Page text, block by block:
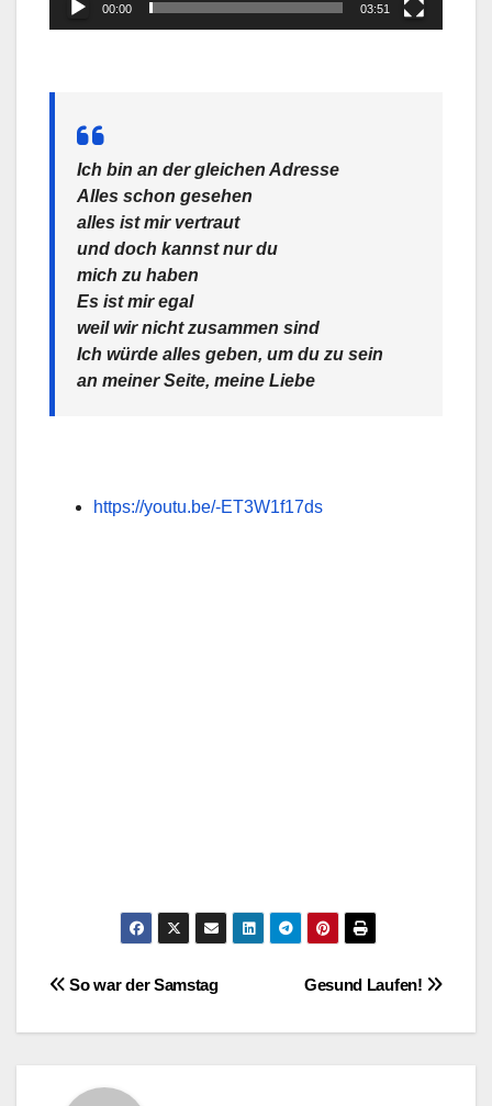
00:00 03:51
Ich bin an der gleichen Adresse
Alles schon gesehen
alles ist mir vertraut
und doch kannst nur du
mich zu haben
Es ist mir egal
weil wir nicht zusammen sind
Ich würde alles geben, um du zu sein
an meiner Seite, meine Liebe
https://youtu.be/-ET3W1f17ds
Post
navigation
Gesund Laufen!
So war der Samstag